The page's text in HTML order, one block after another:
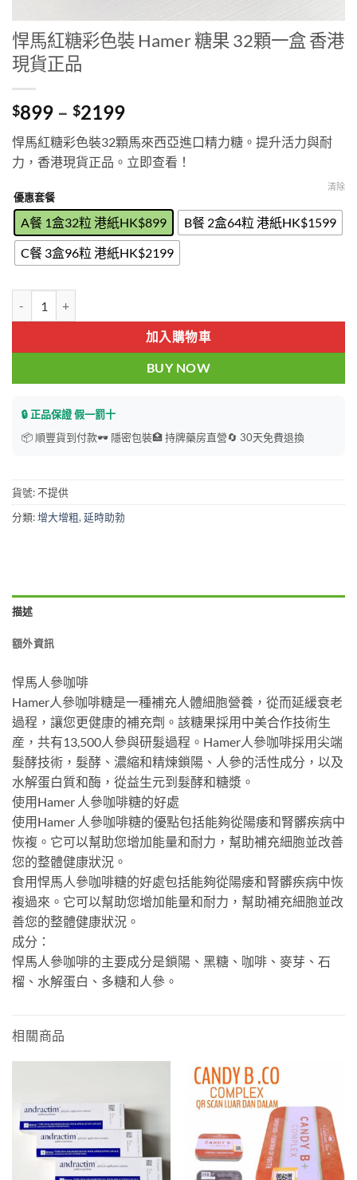
悍馬紅糖彩色裝 Hamer 糖果 32顆一盒 香港
現貨正品
$899 – $2199Price
range:
$899
through
悍馬紅糖彩色裝32顆馬來西亞進口精力糖。提升活力與耐
力，香港現貨正品。立即查看！
優惠套餐
A餐 1盒32粒 港紙HK$899
B餐 2盒64粒 港紙HK$1599
C餐 3盒96粒 港紙HK$2199
清除
加入購物車
BUY NOW
🔒 正品保證 假一罰十
📦 順豐貨到付款🕶️ 隱密包裝🏥 持牌藥房直營🔄 30天免費退換
貨號:不提供
分類:增大增粗, 延時助勃
描述
額外資訊
悍馬人參咖啡
Hamer人參咖啡糖是一種補充人體細胞營養，從而延緩衰老
過程，讓您更健康的補充劑。該糖果採用中美合作技術生
産，共有13,500人參與研髮過程。Hamer人參咖啡採用尖端
髮酵技術，髮酵、濃縮和精煉鎖陽、人參的活性成分，以及
水解蛋白質和酶，從益生元到髮酵和糖漿。
使用Hamer 人參咖啡糖的好處
使用Hamer 人參咖啡糖的優點包括能夠從陽痿和腎髒疾病中
恢複。它可以幫助您增加能量和耐力，幫助補充細胞並改善
您的整體健康狀況。
食用悍馬人參咖啡糖的好處包括能夠從陽痿和腎髒疾病中恢
複過來。它可以幫助您增加能量和耐力，幫助補充細胞並改
善您的整體健康狀況。
成分：
悍馬人參咖啡的主要成分是鎖陽、黑糖、咖啡、麥芽、石
榴、水解蛋白、多糖和人參。
相關商品